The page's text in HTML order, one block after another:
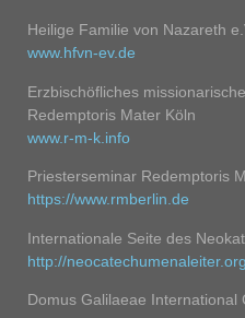
Heilige Familie von Nazareth
www.hfvn-ev.de
Erzbischöfliches
Redemptoris Mater Köln
www.r-m-k.info
Priesterseminar Redemptoris
https://www.rmberlin.de
Internationale Seite des
http://
Domus Galilaeae International